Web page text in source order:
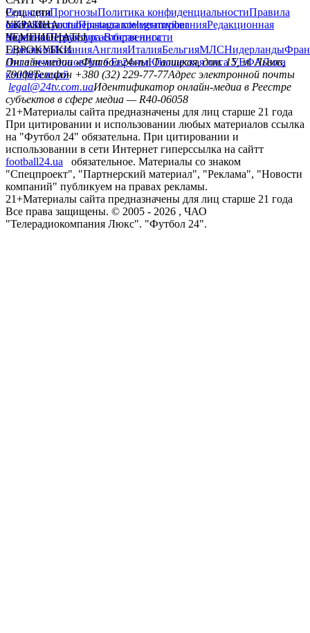
РедакцияПрогнозыПолитика конфиденциальностиПравила
сайтуКонтактыПравила комментированияРедакционная
политикаСтруктура собственности
Соц. сети
facebookxyoutubeinstagramtelegramviber
УКРАИНА
УкраинаПервая лигаВторая лига
ЧЕМПИОНАТЫ
ГерманияИспанияАнглияИталияБельгияМЛСНидерланды
ЕВРОКУБКИ
Лига чемпионовЛига ЕвропыЮношеская лига УЕФАЛига
конференций
Онлайн-медиа «Футбол 24»пл. Галицкая, дом. 15, м. Львов,
79008Телефон +380 (32) 229-77-77Адрес электронной почты
legal@24tv.com.uaИдентификатор онлайн-медиа в Реестре
субъектов в сфере медиа — R40-06058
21+Материалы сайта предназначены для лиц старше 21 года
При цитировании и использовании любых материалов ссылка
на "Футбол 24" обязательна. При цитировании и
использовании в сети Интернет гиперссылка на сайтт
football24.ua
обязательное. Материалы со знаком
"Спецпроект", "Партнерский материал", "Реклама", "Новости
компаний" публикуем на правах рекламы.
21+Материалы сайта предназначены для лиц старше 21 года
Все права защищены. © 2005 - 2026 , ЧАО
"Телерадиокомпания Люкс". "Футбол 24".